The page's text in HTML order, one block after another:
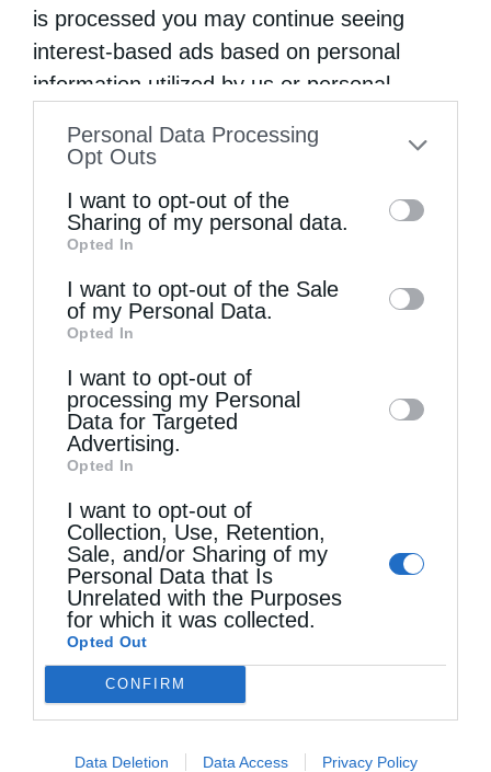
is processed you may continue seeing
interest-based ads based on personal
information utilized by us or personal
to your opt-out. You may separately opt-out
information by third parties on the IAB’s list
of downstream participants. This
information may also be disclosed by us to
third parties on theIAB’s List of
Downstream Participants
disclose it to other third parties.
Personal Data Processing
Opt Outs
I want to opt-out of the
Sharing of my personal data.
Opted In
I want to opt-out of the Sale
of my Personal Data.
Opted In
I want to opt-out of
processing my Personal
Data for Targeted
Advertising.
Opted In
I want to opt-out of
Collection, Use, Retention,
Sale, and/or Sharing of my
Personal Data that Is
Unrelated with the Purposes
for which it was collected.
Opted Out
CONFIRM
Data Deletion Data Access Privacy Policy
Τελευταία άρθρα
Μακριά από τον Χριστό
Η Εορτή του Αγίου Καλλινίκου στην Καστοριά
(ΦΩΤΟ)
Να είσαι μακρόθυμος
Η Καστοριά τίμησε τον προστάτη των παιδιών